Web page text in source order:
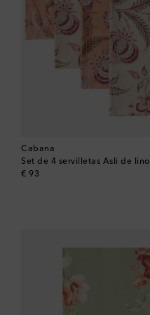
Cabana
Set de 4 servilletas Asli de
€ 93
original price